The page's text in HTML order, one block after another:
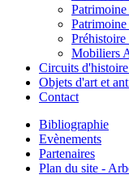
Patrimoine
Mobiliers
Circuits
Objets d'art et
Contact
Bibliographie
Evènements
Partenaires
Plan du site -